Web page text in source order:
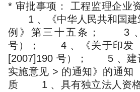
* 审批事项： 工程监理企业
1 、《中华人民共和国建
例》第三十五条； 3 、
号）； 4 、《关于印发〈
[2007]190 号）； 5 、建
实施意见 > 的通知》的通
质 1 、具有独立法人资格